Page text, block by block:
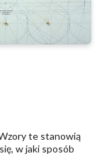
te stanowią
w jaki sposób